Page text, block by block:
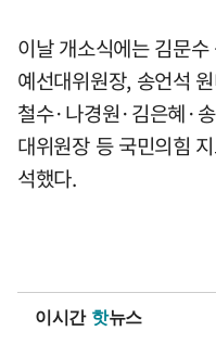
이날 개소식에는 김문
예선대위원장, 송언석
철수·나경원·김은혜·
대위원장 등 국민의힘
석했다.
이시간 핫뉴스